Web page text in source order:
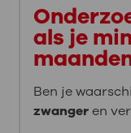
als je
Ben je
zwangeren